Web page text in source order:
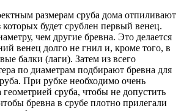
размерам сруба дома отпиливают
которых будет срублен первый венец.
чем другие бревна. Это делается
венец долго не гнил и, кроме того, в
балки (лаги). Затем из всего
по диаметрам подбирают бревна для
При рубке необходимо очень
геометрией сруба, чтобы не допустить
бревна в срубе плотно прилегали